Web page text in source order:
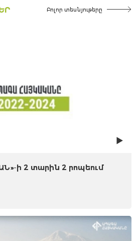
Բոլոր տեսնյութերը
ի 2 տարին 2 րոպեում